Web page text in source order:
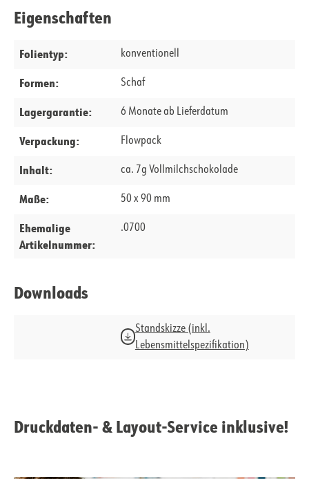
Eigenschaften
Folientyp: konventionell
Formen: Schaf
Lagergarantie: 6 Monate ab Lieferdatum
Verpackung: Flowpack
Inhalt: ca. 7g Vollmilchschokolade
Maße: 50 x 90 mm
Ehemalige
Artikelnummer:
.0700
Downloads
Standskizze (inkl.
Lebensmittelspezifikation)
Druckdaten- & Layout-Service inklusive!